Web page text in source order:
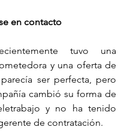
en contacto
tuvo una
y una oferta de
ser perfecta, pero
cambió su forma de
y no ha tenido
de contratación.